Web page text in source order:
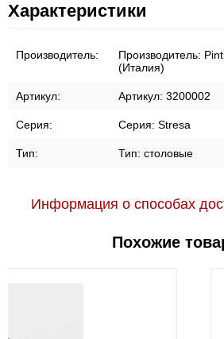
Характеристики
Производитель: Производитель:
(Италия)
Артикул: Артикул: 3200002
Серия: Серия: Stresa
Тип: Тип: столовые
Информация о способах
Похожие